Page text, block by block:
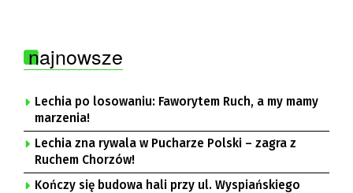
najnowsze
Lechia po losowaniu: Faworytem Ruch, a my mamy
marzenia!
Lechia zna rywala w Pucharze Polski – zagra z
Ruchem Chorzów!
Kończy się budowa hali przy ul. Wyspiańskiego